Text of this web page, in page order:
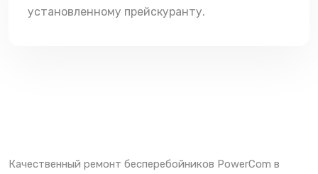
установленному прейскуранту.
Качественный ремонт бесперебойников PowerCom в